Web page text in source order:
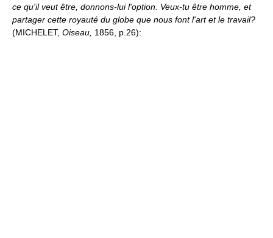
ce qu'il veut être, donnons-lui l'option. Veux-tu être homme, et
partager cette royauté du globe que nous font l'art et le travail?
(MICHELET, Oiseau, 1856, p.26):